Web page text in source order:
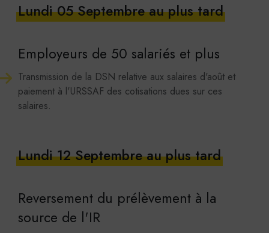
Lundi 05 Septembre au plus tard
Employeurs de 50 salariés et plus
Transmission de la DSN relative aux salaires d'août et
paiement à l'URSSAF des cotisations dues sur ces
salaires.
Lundi 12 Septembre au plus tard
Reversement du prélèvement à la
source de l'IR